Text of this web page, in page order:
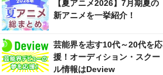
【夏アニメ2026】7月期夏の
新アニメを一挙紹介！
芸能界を志す10代～20代を応
援！オーディション・スクー
ル情報はDeview